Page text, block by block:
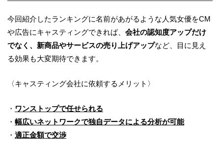
今回紹介したランキングに名前があがるような人気女優をCM
や広告にキャスティングできれば、 会社の認知度アップだけ
でなく、新商品やサービスの売り上げアップなど、目に見え
る効果も大変期待できます。
〈キャスティング会社に依頼するメリット〉
・ ワンストップで任せられる
・ 幅広いネットワークで独自データによる分析が可能
・ 適正金額で交渉